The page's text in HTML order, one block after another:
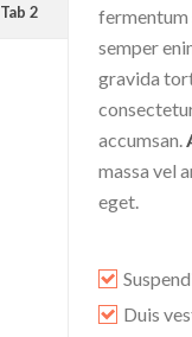
Tab 2
fermentum
semper
gravida
accumsan.
massa vel
eget.
Duis